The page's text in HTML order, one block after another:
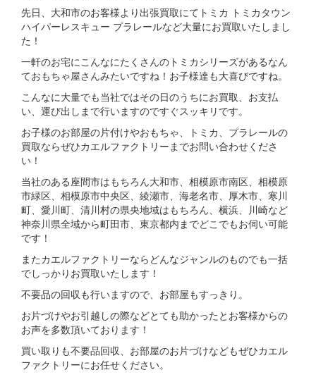
先日、大和市のお客様より出張買取にてトミカ トミカタウン
ハイパーレスキュー プラレールなど大量にお買取いたしまし
た！
一軒のお宅にこんなにたくさんのトミカシリーズがあるなん
ておもちゃ屋さんみたいですね！お子様達も大喜びですね。
こんなに大量でも当社ではその日のうちにお買取、お支払
い、運び出しまで行いますのですぐスッキリです。
お子様のお部屋の片付けやおもちゃ、トミカ、プラレールの
買取ならぜひカエルファクトリーまでお問い合わせくださ
い！
当社のある座間市はもちろん大和市、相模原市南区、相模原
市緑区、相模原市中央区、綾瀬市、海老名市、厚木市、寒川
町、愛川町、清川村の県央地域はもちろん、横浜、川崎など
神奈川県全域から町田市、東京都内までどこでもお伺い可能
です！
またカエルファクトリーならどんなジャンルのものでも一括
でしっかりお買取いたします！
不要品の回収も行いますので、お部屋もすっきり。
お片づけやお引越しの際などとても助かったとお客様からの
お声を多数頂いております！
買い取りも不要品回収、お部屋のお片づけなどもぜひカエル
ファクトリーにお任せください。